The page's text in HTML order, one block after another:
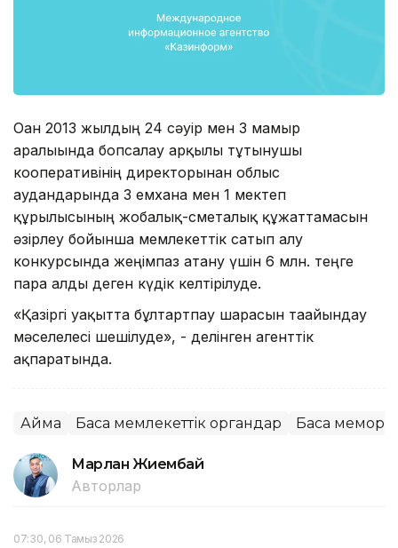
Оған 2013 жылдың 24 сәуір мен 3 мамыр
аралығында бопсалау арқылы тұтынушы
кооперативінің директорынан облыс
аудандарында 3 емхана мен 1 мектеп
құрылысының жобалық-сметалық құжаттамасын
әзірлеу бойынша мемлекеттік сатып алу
конкурсында жеңімпаз атану үшін 6 млн. теңге
пара алды деген күдік келтірілуде.
«Қазіргі уақытта бұлтартпау шарасын тағайындау
мәселелесі шешілуде», - делінген агенттік
ақпаратында.
Аймақ Басқа мемлекеттік органдар Басқа
Марлан Жиембай
Авторлар
07:30, 06 Тамыз 2026